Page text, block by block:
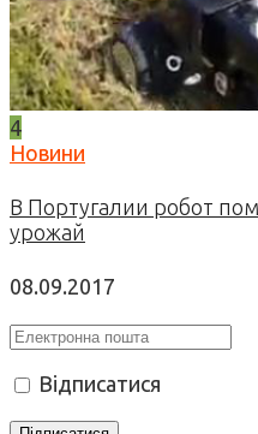
4
Новини
В Португалии робот
урожай
08.09.2017
Відписатися